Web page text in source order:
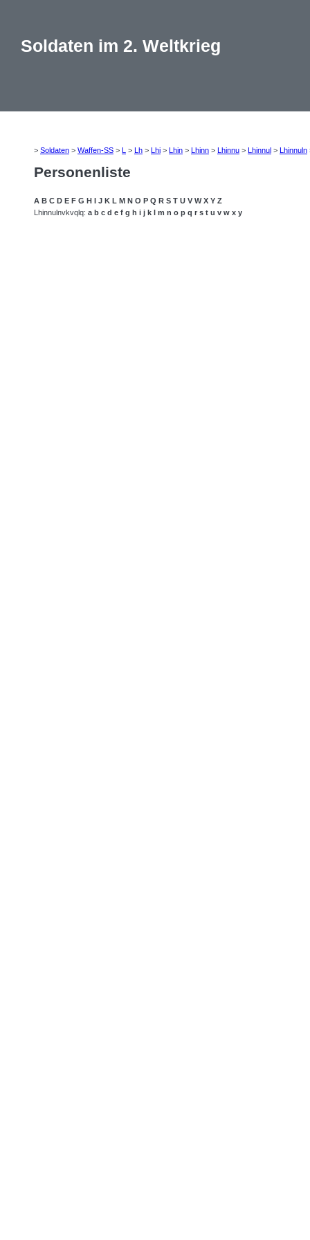
Soldaten im 2. Weltkrieg
> Soldaten > Waffen-SS > L > Lh > Lhi > Lhin > Lhinn > Lhinnu > Lhinnul > Lhinnuln
Personenliste
A B C D E F G H I J K L M N O P Q R S T U V W X Y Z
Lhinnulnvkvqlq: a b c d e f g h i j k l m n o p q r s t u v w x y